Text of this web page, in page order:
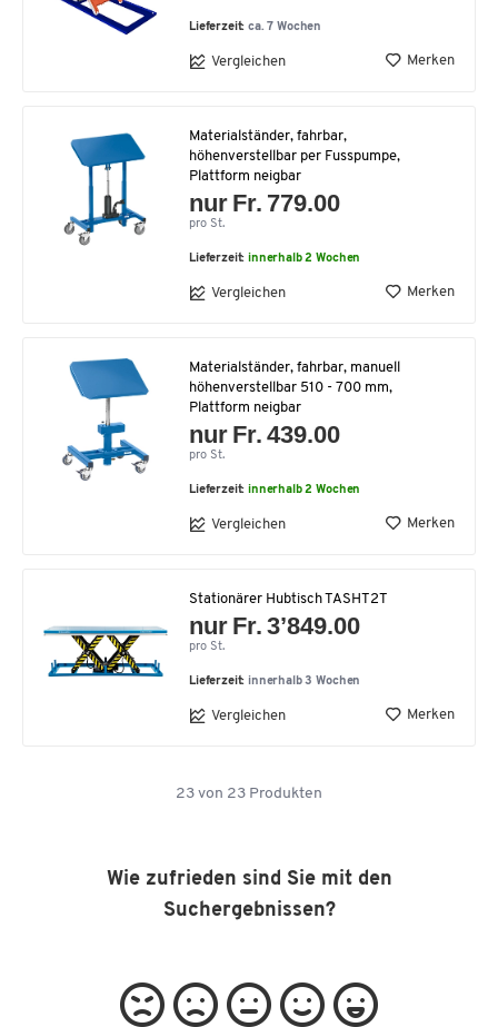
Lieferzeit:ca. 7 Wochen
Vergleichen Merken
Materialständer, fahrbar,
höhenverstellbar per Fusspumpe,
Plattform neigbar
nur Fr. 779.00
pro St.
Lieferzeit:innerhalb 2 Wochen
Vergleichen Merken
Materialständer, fahrbar, manuell
höhenverstellbar 510 - 700 mm,
Plattform neigbar
nur Fr. 439.00
pro St.
Lieferzeit:innerhalb 2 Wochen
Vergleichen Merken
Stationärer Hubtisch TASHT2T
nur Fr. 3’849.00
pro St.
Lieferzeit: innerhalb 3 Wochen
Vergleichen Merken
23 von 23 Produkten
Wie zufrieden sind Sie mit den
Suchergebnissen?